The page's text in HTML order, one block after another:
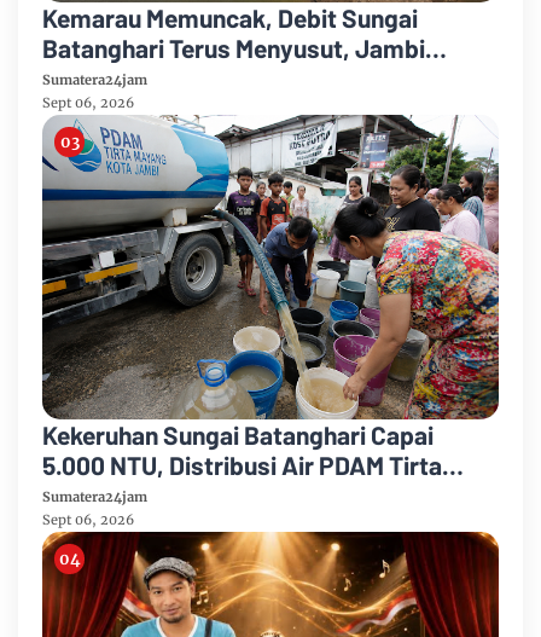
Kemarau Memuncak, Debit Sungai
Batanghari Terus Menyusut, Jambi
Hadapi Ancaman Krisis Air Bersih dan
Karhutla
Sumatera24jam
Sept 06, 2026
Kekeruhan Sungai Batanghari Capai
5.000 NTU, Distribusi Air PDAM Tirta
Mayang di Sejumlah Wilayah Terganggu
Sumatera24jam
Sept 06, 2026